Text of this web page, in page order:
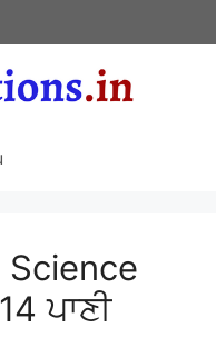
Science
ਪਾਣੀ